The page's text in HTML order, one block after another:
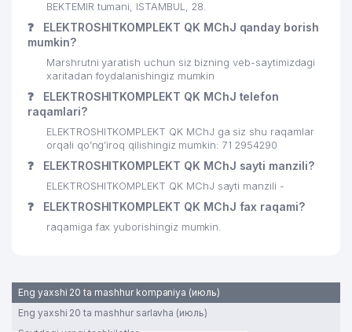
BEKTEMIR tumani, ISTAMBUL, 28.
❓
ELEKTROSHITKOMPLEKT QK MChJ qanday borish
mumkin?
Marshrutni yaratish uchun siz bizning veb-saytimizdagi
xaritadan foydalanishingiz mumkin
❓
ELEKTROSHITKOMPLEKT QK MChJ telefon
raqamlari?
ELEKTROSHITKOMPLEKT QK MChJ ga siz shu raqamlar
orqali qo’ng’iroq qilishingiz mumkin: 71 2954290
❓ ELEKTROSHITKOMPLEKT QK MChJ sayti manzili?
ELEKTROSHITKOMPLEKT QK MChJ sayti manzili -
❓ ELEKTROSHITKOMPLEKT QK MChJ fax raqami?
raqamiga fax yuborishingiz mumkin.
Eng yaxshi 20 ta mashhur kompaniya (июль)
Eng yaxshi 20 ta mashhur sarlavha (июль)